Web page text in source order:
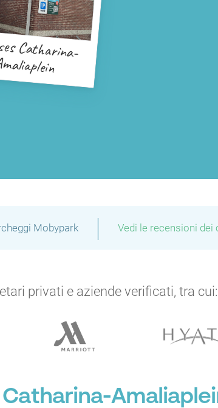
Catharina-
Mobypark | Vedi le recensioni dei
privati e aziende verificati, tra cui: